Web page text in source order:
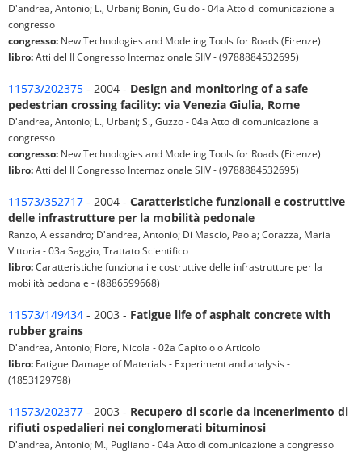
D'andrea, Antonio; L., Urbani; Bonin, Guido - 04a Atto di comunicazione a
congresso
congresso: New Technologies and Modeling Tools for Roads (Firenze)
libro:Atti del II Congresso Internazionale SIIV - (9788884532695)
11573/202375 - 2004 - Design and monitoring of a safe
pedestrian crossing facility: via Venezia Giulia, Rome
D'andrea, Antonio; L., Urbani; S., Guzzo - 04a Atto di comunicazione a
congresso
congresso: New Technologies and Modeling Tools for Roads (Firenze)
libro:Atti del II Congresso Internazionale SIIV - (9788884532695)
11573/352717 - 2004 - Caratteristiche funzionali e costruttive
delle infrastrutture per la mobilità pedonale
Ranzo, Alessandro; D'andrea, Antonio; Di Mascio, Paola; Corazza, Maria
Vittoria - 03a Saggio, Trattato Scientifico
libro:Caratteristiche funzionali e costruttive delle infrastrutture per la
mobilità pedonale - (8886599668)
11573/149434 - 2003 - Fatigue life of asphalt concrete with
rubber grains
D'andrea, Antonio; Fiore, Nicola - 02a Capitolo o Articolo
libro: Fatigue Damage of Materials - Experiment and analysis -
(1853129798)
11573/202377 - 2003 - Recupero di scorie da incenerimento di
rifiuti ospedalieri nei conglomerati bituminosi
D'andrea, Antonio; M., Pugliano - 04a Atto di comunicazione a congresso